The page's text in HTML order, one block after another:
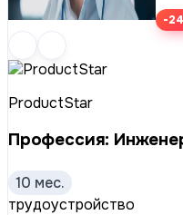
-
ProductStar
Профессия:
10 мес.
трудоустройство